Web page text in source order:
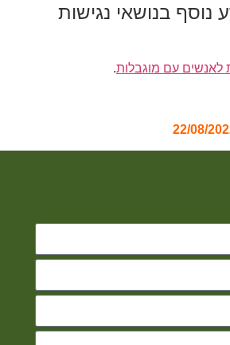
נוסף בנושאי נגישות
לאנשים עם מוגבלות.
22/08/